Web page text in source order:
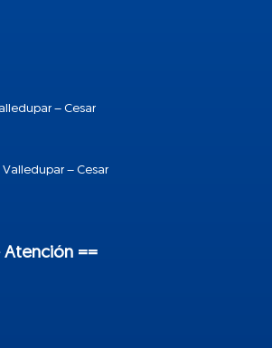
– Cesar
Valledupar – Cesar
Atención ==